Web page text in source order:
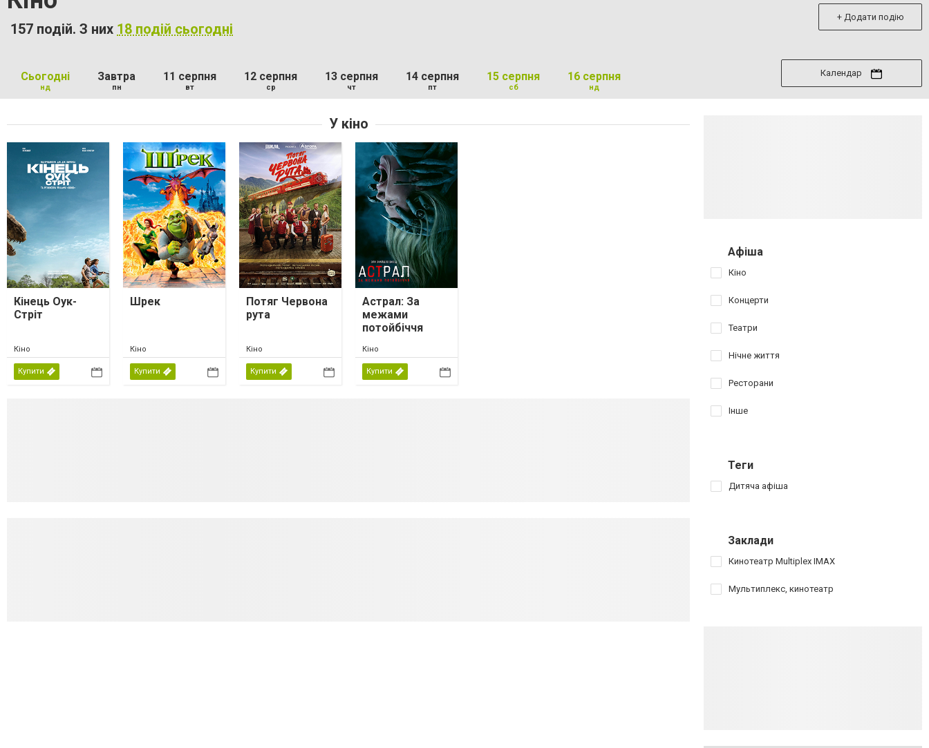
157 подій. З них 18 подій сьогодні
+ Додати подію
Сьогодні
нд
Завтра
пн
11 серпня
вт
12 серпня
ср
13 серпня
чт
14 серпня
пт
15 серпня
сб
16 серпня
нд
Календар
У кіно
Кінець Оук-
Стріт
Кіно
Купити
Шрек
Кіно
Купити
Потяг Червона
рута
Кіно
Купити
Астрал: За
межами
потойбіччя
Кіно
Купити
Афіша
Кіно
Концерти
Театри
Нічне життя
Ресторани
Інше
Теги
Дитяча афіша
Заклади
Кинотеатр Multiplex IMAX
Мультиплекс, кинотеатр